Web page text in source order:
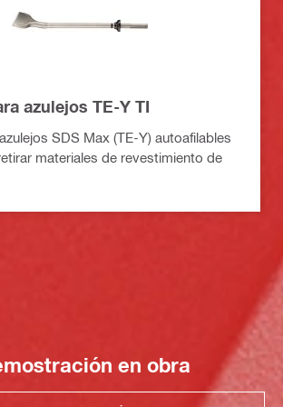
azulejos TE-Y TI
SDS Max (TE-Y) autoafilables
materiales de revestimiento de
en obra